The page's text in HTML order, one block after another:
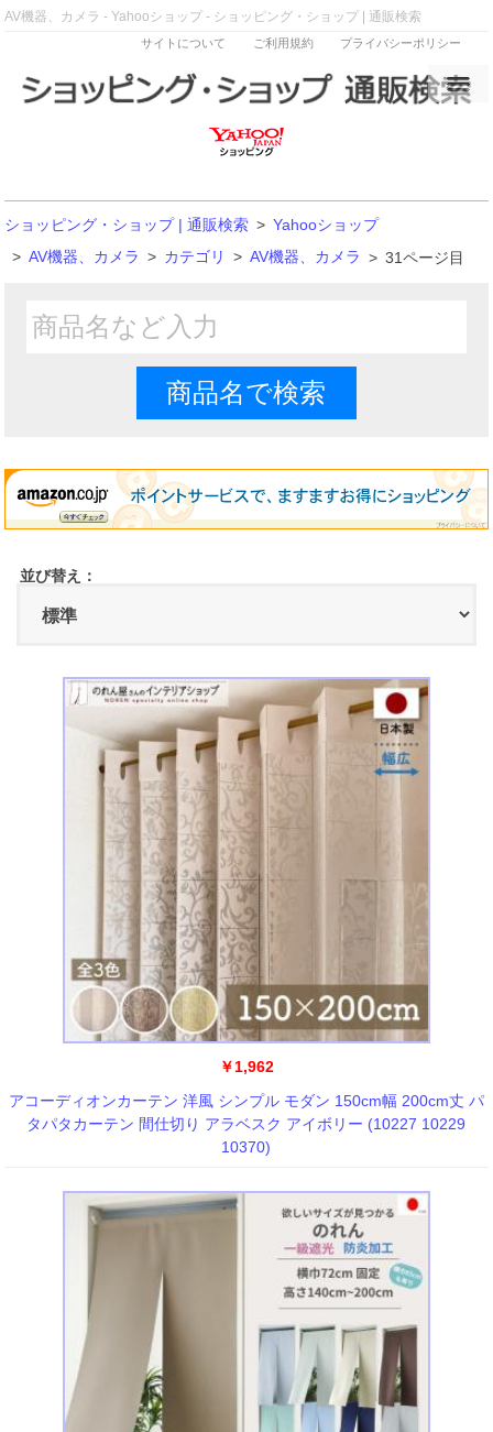
AV機器、カメラ - Yahooショップ - ショッピング・ショップ | 通販検索
サイトについて ご利用規約 プライバシーポリシー
ショッピング・ショップ | 通販検索 > Yahooショップ
> AV機器、カメラ > カテゴリ > AV機器、カメラ > 31ページ目
並び替え：
￥1,962
アコーディオンカーテン 洋風 シンプル モダン 150cm幅 200cm丈 パ
タパタカーテン 間仕切り アラベスク アイボリー (10227 10229
10370)